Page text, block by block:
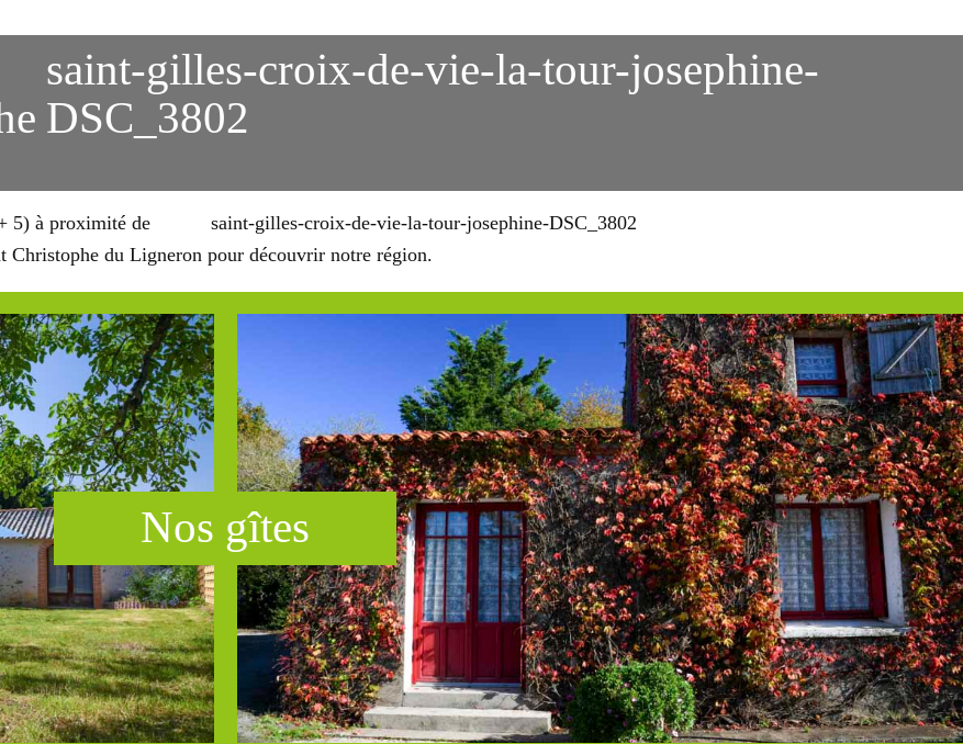
saint-gilles-croix-de-vie-la-tour-josephine-
DSC_3802
5) à proximité de
saint-gilles-croix-de-vie-la-tour-josephine-DSC_3802
Christophe du Ligneron pour découvrir notre région.
Nos g​ît​es